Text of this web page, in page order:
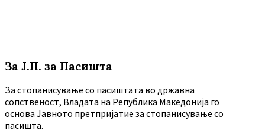
За Ј.П. за Пасишта
За стопанисување со пасиштата во државна
сопственост, Владата на Република Македонија го
основа Јавното претпријатие за стопанисување со
пасишта.